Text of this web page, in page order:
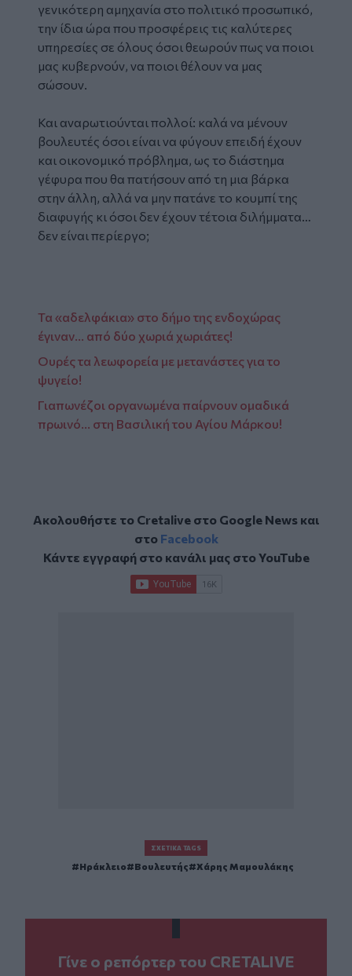
γενικότερη αμηχανία στο πολιτικό προσωπικό,
την ίδια ώρα που προσφέρεις τις καλύτερες
υπηρεσίες σε όλους όσοι θεωρούν πως να ποιοι
μας κυβερνούν, να ποιοι θέλουν να μας
σώσουν.
Και αναρωτιούνται πολλοί: καλά να μένουν
βουλευτές όσοι είναι να φύγουν επειδή έχουν
και οικονομικό πρόβλημα, ως το διάστημα
γέφυρα που θα πατήσουν από τη μια βάρκα
στην άλλη, αλλά να μην πατάνε το κουμπί της
διαφυγής κι όσοι δεν έχουν τέτοια διλήμματα…
δεν είναι περίεργο;
Τα «αδελφάκια» στο δήμο της ενδοχώρας
έγιναν… από δύο χωριά χωριάτες!
Ουρές τα λεωφορεία με μετανάστες για το
ψυγείο!
Γιαπωνέζοι οργανωμένα παίρνουν ομαδικά
πρωινό… στη Βασιλική του Αγίου Μάρκου!
Ακολουθήστε το Cretalive στο Google Newsκαι
στο Facebook
Κάντε εγγραφή στο κανάλι μας στοYouTube
ΣΧΕΤΙΚΆ TAGS
Ηράκλειο Βουλευτής Χάρης Μαμουλάκης
Γίνε ο ρεπόρτερ του CRETALIVE